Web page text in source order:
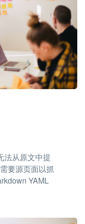
法从原文中提
要源页面以抓
YAML